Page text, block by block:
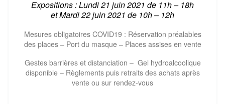
Expositions : Lundi 21 juin 2021 de 11h – 18h
etMardi 22 juin 2021 de 10h – 12h
Mesures obligatoires COVID19 : Réservation préalables
des places – Port du masque – Places assises en vente
Gestes barrières et distanciation – Gel hydroalcoolique
disponible – Règlements puis retraits des achats après
vente ou sur rendez-vous